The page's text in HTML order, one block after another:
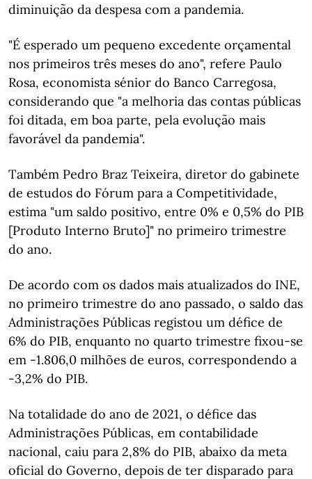
diminuição da despesa com a pandemia.
"É esperado um pequeno excedente orçamental
nos primeiros três meses do ano", refere Paulo
Rosa, economista sénior do Banco Carregosa,
considerando que "a melhoria das contas públicas
foi ditada, em boa parte, pela evolução mais
favorável da pandemia".
Também Pedro Braz Teixeira, diretor do gabinete
de estudos do Fórum para a Competitividade,
estima "um saldo positivo, entre 0% e 0,5% do PIB
[Produto Interno Bruto]" no primeiro trimestre
do ano.
De acordo com os dados mais atualizados do INE,
no primeiro trimestre do ano passado, o saldo das
Administrações Públicas registou um défice de
6% do PIB, enquanto no quarto trimestre fixou-se
em -1.806,0 milhões de euros, correspondendo a
-3,2% do PIB.
Na totalidade do ano de 2021, o défice das
Administrações Públicas, em contabilidade
nacional, caiu para 2,8% do PIB, abaixo da meta
oficial do Governo, depois de ter disparado para